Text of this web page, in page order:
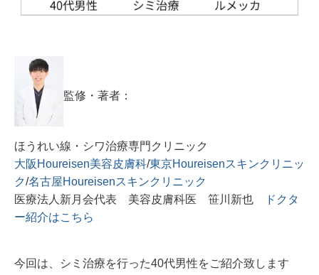
監修・著者：
ほうれい線・シワ治療専門クリニック
大阪Houreisen美容皮膚科/東京Houreisenスキンクリニッ
ク/名古屋Houreisenスキンクリニック
医療法人新月会代表 美容皮膚科医 笹川新也
ドクタ
ー紹介はこちら
今回は、シミ治療を行った40代男性をご紹介致します